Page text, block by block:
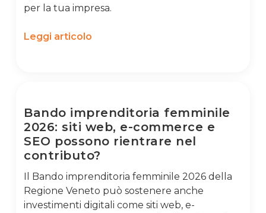
per la tua impresa.
Leggi articolo
Bando imprenditoria femminile
2026: siti web, e-commerce e
SEO possono rientrare nel
contributo?
Il Bando imprenditoria femminile 2026 della
Regione Veneto può sostenere anche
investimenti digitali come siti web, e-